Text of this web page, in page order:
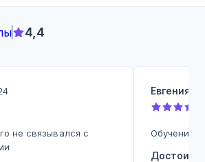
4,4
не связывался с
Евгения
Обучение